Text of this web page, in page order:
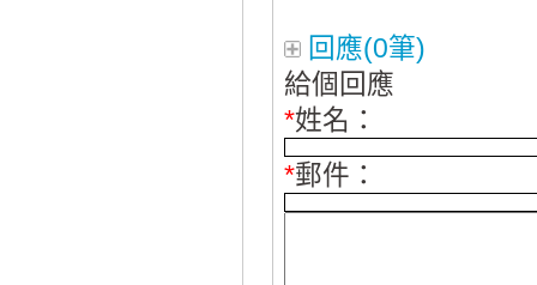
回應(0筆)
給個回應
*姓名：
*郵件：